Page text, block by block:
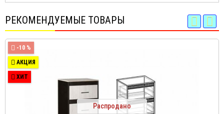
РЕКОМЕНДУЕМЫЕ ТОВАРЫ
-10 %
АКЦИЯ
ХИТ
Распродано